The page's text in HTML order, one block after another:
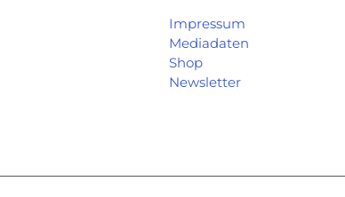
Impressum
Mediadaten
Shop
Newsletter